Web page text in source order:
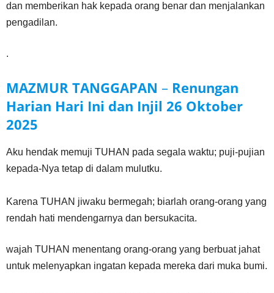
dan memberikan hak kepada orang benar dan menjalankan
pengadilan.
.
MAZMUR TANGGAPAN – Renungan
Harian Hari Ini dan Injil 26 Oktober
2025
Aku hendak memuji TUHAN pada segala waktu; puji-pujian
kepada-Nya tetap di dalam mulutku.
Karena TUHAN jiwaku bermegah; biarlah orang-orang yang
rendah hati mendengarnya dan bersukacita.
wajah TUHAN menentang orang-orang yang berbuat jahat
untuk melenyapkan ingatan kepada mereka dari muka bumi.